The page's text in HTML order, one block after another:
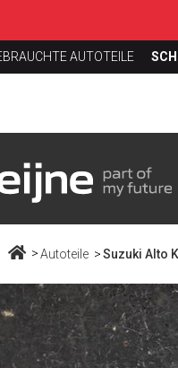
AUTOTEILE
Autoteile Suzuki Alto